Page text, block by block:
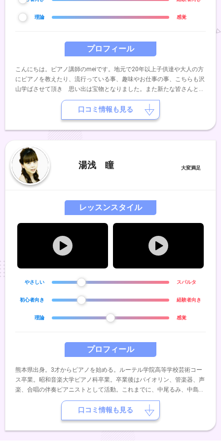
プロフィール
こんにちは。ピアノ講師のmeiです。地元で20年以上子供達や大人の方
にピアノを教えたり、流行っている事、趣味やお仕事の事、こちらも沢
山学ばさせて頂き 思い出は宝物となりました。また新たな皆さんと良
い関係を築いていけたら、、、と思いますまた、いくつかの項目からや
ってみたいことを自由に選んで頂き カスタマイズしてレッスンに組み
込むスタイルを提案しております。よろしくお願いします。
理論 感覚
口コミ情報も見る
湯浅 瞳
プロフィール
熊本県出身。3才からピアノを始める。ルーテル学院高等学校芸術コー
ス卒業。昭和音楽大学ピアノ科卒業。卒業後はバイオリン、管楽器、声
楽、合唱の伴奏ピアニストとして活動。これまでに、中尾るみ、中島和
代、中島和宣、金子勝子の各氏に師事。現在は宮崎に在住し、2人の子
育てをしながら子供と一緒にピアノを楽しんでいる♪
レッスンスタイル
やさしい スパルタ
初心者向き 経験者向き
理論 感覚
口コミ情報も見る